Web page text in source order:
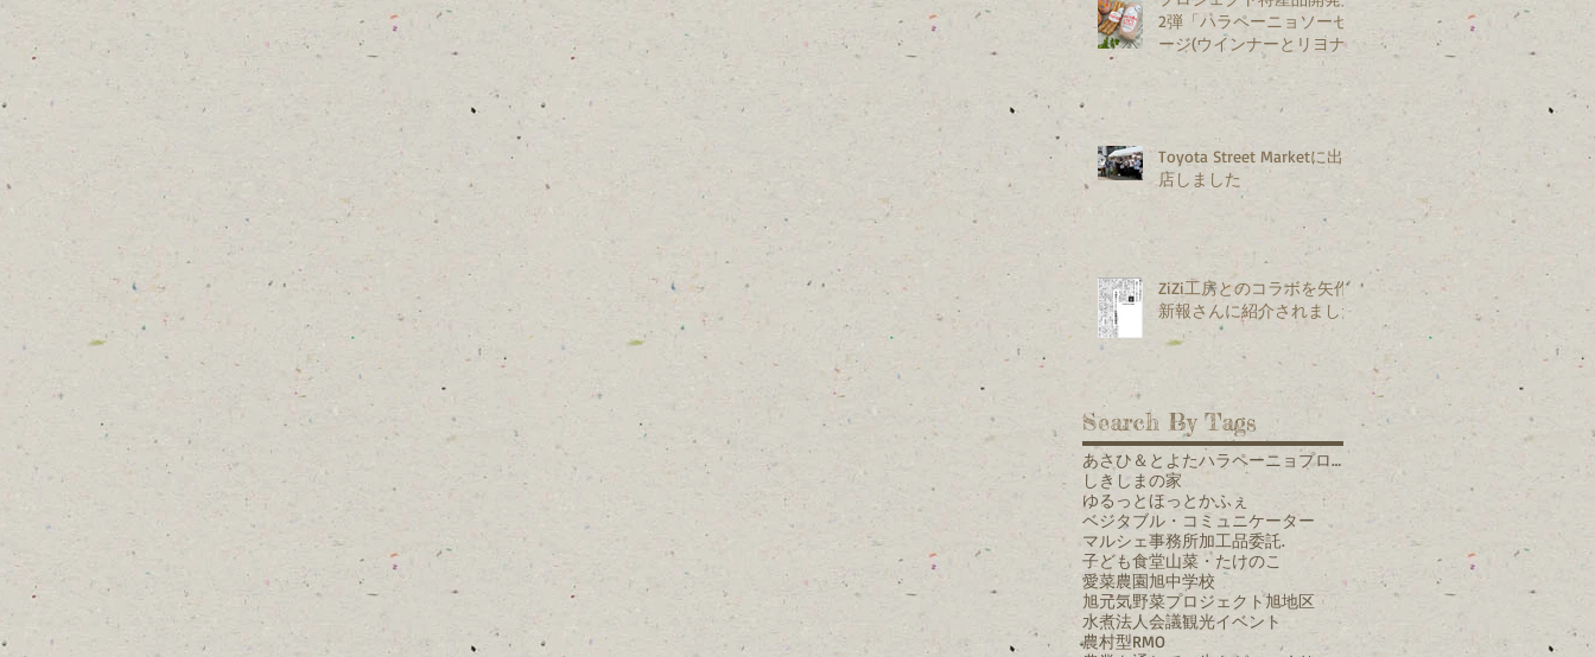
2弾「ハラペーニョソーセ
ージ(ウインナーとリヨナ
ー)」を新発売
Toyota Street Marketに出
店しました
ZiZi工房とのコラボを矢作
新報さんに紹介されました
Search By Tags
あさひ＆とよたハラペーニョプロジェクト
しきしまの家
ゆるっとほっとかふぇ
ベジタブル・コミュニケーター
マルシェ事務所加工品委託.
子ども食堂山菜・たけのこ
愛菜農園旭中学校
旭元気野菜プロジェクト旭地区
水煮法人会議観光イベント
農村型RMO